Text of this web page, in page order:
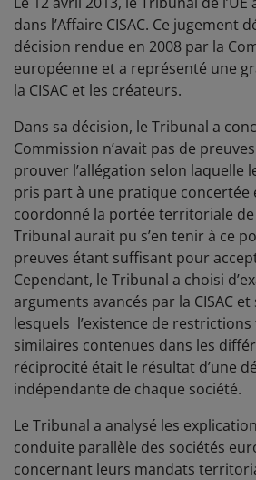
dans l’Affaire CISAC. Ce jugement
décision rendue en 2008 par la
européenne et a représenté une
la CISAC et les créateurs.
Dans sa décision, le Tribunal a
Commission n’avait pas de
prouver l’allégation selon laquelle
pris part à une pratique concertée
coordonné la portée territoriale de
Tribunal aurait pu s’en tenir à ce
preuves étant suffisant pour
Cependant, le Tribunal a choisi
arguments avancés par la CISAC
lesquels l’existence de
similaires contenues dans les
réciprocité était le résultat d’une
indépendante de chaque société.
Le Tribunal a analysé les
conduite parallèle des sociétés
concernant leurs mandats